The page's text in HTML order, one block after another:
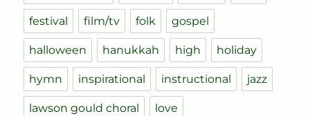
festival film/tv folk gospel
halloween hanukkah high holiday
hymn inspirational instructional jazz
lawson gould choral love